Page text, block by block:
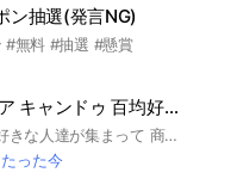
ン抽選(発言NG)
#無料 #抽選 #懸賞
ダイソー セリア キャンドゥ 百均好き集まれ！
ここでは百均が好きな人達が集まって 商品紹介 質問 雑談 などを和気あいあいとして楽しむオープンチャットルームです。 又「fjxgr」などの不規則なアルファベットを名前に使用しないようにお願い致します。 もしも使用して入室来てきた場合荒らしとみなし強制退会処分とさせていただきます。
たった今